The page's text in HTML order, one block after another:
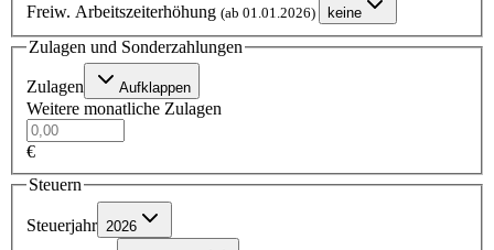
Freiw. Arbeitszeiterhöhung (ab 01.01.2026) keine
Zulagen und Sonderzahlungen
Zulagen Aufklappen
Weitere monatliche Zulagen
€
Steuern
Steuerjahr 2026